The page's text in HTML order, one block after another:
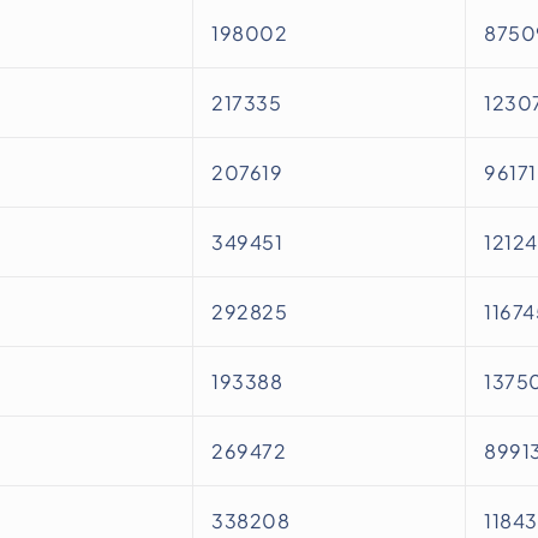
198002
217335
207619 96171
349451
292825
193388
269472
338208